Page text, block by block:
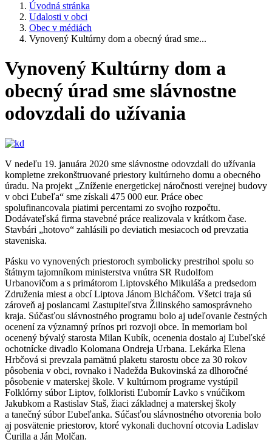
Úvodná stránka
Udalosti v obci
Obec v médiách
Vynovený Kultúrny dom a obecný úrad sme...
Vynovený Kultúrny dom a
obecný úrad sme slávnostne
odovzdali do užívania
V nedeľu 19. januára 2020 sme slávnostne odovzdali do užívania
kompletne zrekonštruované priestory kultúrneho domu a obecného
úradu. Na projekt „Zníženie energetickej náročnosti verejnej budovy
v obci Ľubeľa“ sme získali 475 000 eur. Práce obec
spolufinancovala piatimi percentami zo svojho rozpočtu.
Dodávateľská firma stavebné práce realizovala v krátkom čase.
Stavbári „hotovo“ zahlásili po deviatich mesiacoch od prevzatia
staveniska.
Pásku vo vynovených priestoroch symbolicky prestrihol spolu so
štátnym tajomníkom ministerstva vnútra SR Rudolfom
Urbanovičom a s primátorom Liptovského Mikuláša a predsedom
Združenia miest a obcí Liptova Jánom Blcháčom. Všetci traja sú
zároveň aj poslancami Zastupiteľstva Žilinského samosprávneho
kraja. Súčasťou slávnostného programu bolo aj udeľovanie čestných
ocenení za významný prínos pri rozvoji obce. In memoriam bol
ocenený bývalý starosta Milan Kubík, ocenenia dostalo aj Ľubeľské
ochotnícke divadlo Kolomana Ondreja Urbana. Lekárka Elena
Hrbčová si prevzala pamätnú plaketu starostu obce za 30 rokov
pôsobenia v obci, rovnako i Nadežda Bukovinská za dlhoročné
pôsobenie v materskej škole. V kultúrnom programe vystúpil
Folklórny súbor Liptov, folkloristi Ľubomír Lavko s vnúčikom
Jakubkom a Rastislav Staš, žiaci základnej a materskej školy
a tanečný súbor Ľubeľanka. Súčasťou slávnostného otvorenia bolo
aj posvätenie priestorov, ktoré vykonali duchovní otcovia Ladislav
Čurilla a Ján Molčan.